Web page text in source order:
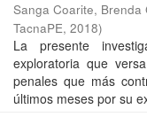
Sanga Coarite, Brenda
TacnaPE, 2018)
La presente
exploratoria que
penales que más
últimos meses por su